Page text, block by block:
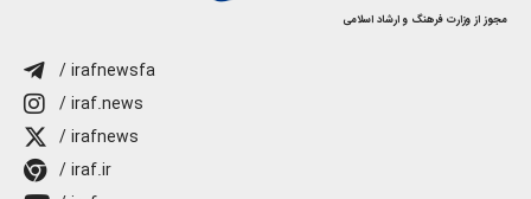
مجوز از وزارت فرهنگ و ارشاد اسلامی
/ irafnewsfa
/ iraf.news
/ irafnews
/ iraf.ir